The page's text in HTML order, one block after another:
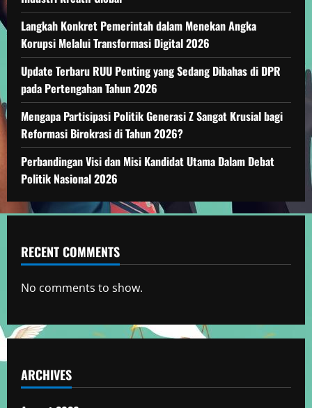
Langkah Konkret Pemerintah dalam Menekan Angka
Korupsi Melalui Transformasi Digital 2026
Update Terbaru RUU Penting yang Sedang Dibahas di DPR
pada Pertengahan Tahun 2026
Mengapa Partisipasi Politik Generasi Z Sangat Krusial bagi
Reformasi Birokrasi di Tahun 2026?
Perbandingan Visi dan Misi Kandidat Utama Dalam Debat
Politik Nasional 2026
RECENT COMMENTS
No comments to show.
ARCHIVES